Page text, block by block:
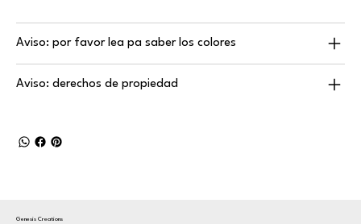
Aviso: por favor lea pa saber los colores
Aviso: derechos de propiedad
Genesis Creations